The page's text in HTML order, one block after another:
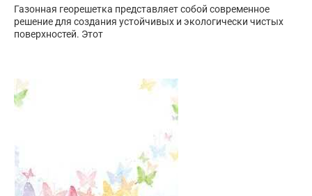
Газонная георешетка представляет собой современное
решение для создания устойчивых и экологически чистых
поверхностей. Этот